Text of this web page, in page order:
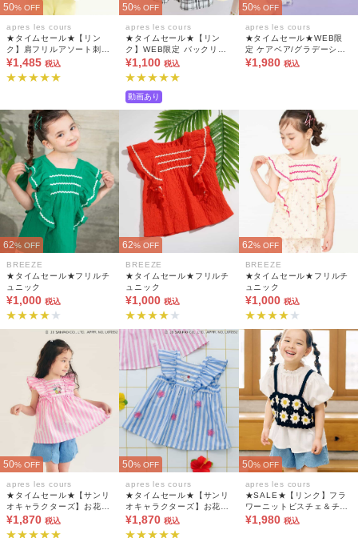
50% OFF
apres les cours
★タイムセール★【リン
ク】肩フリルアソート刺繍
チュニック(セットアップ
可)
¥1,485 税込
50% OFF
apres les cours
★タイムセール★【リン
ク】WEB限定 バックリボ
ンチュニック
¥1,100 税込
動画あり
50% OFF
apres les cours
★タイムセール★WEB限
定 ケアベア/グラデーショ
ンチュニック
¥1,980 税込
62% OFF
BREEZE
★タイムセール★フリルチ
ュニック
¥1,000 税込
62% OFF
BREEZE
★タイムセール★フリルチ
ュニック
¥1,000 税込
62% OFF
BREEZE
★タイムセール★フリルチ
ュニック
¥1,000 税込
50% OFF
apres les cours
★タイムセール★【サンリ
オキャラクターズ】お花ス
トライプチュニック
¥1,870 税込
50% OFF
apres les cours
★タイムセール★【サンリ
オキャラクターズ】お花ス
トライプチュニック
¥1,870 税込
50% OFF
apres les cours
★SALE★【リンク】フラ
ワーニットビスチェ＆チュ
ニック2Pセット_マシンウ
¥1,980 税込